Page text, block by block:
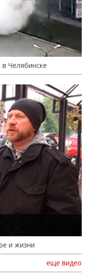
Челябинске
и жизни
еще видео